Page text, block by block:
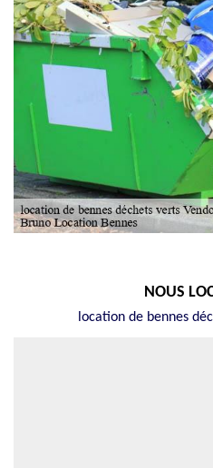
NOUS
location de bennes